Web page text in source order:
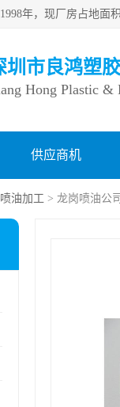
圳市良鸿塑
Hong Plastic &
供应商机
喷油加工 > 龙岗喷油公